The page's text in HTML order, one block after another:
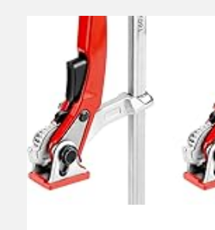
FLASCHENZUG
SET
MASTSEITIG,
FÜR
STANGEN/
ZUM